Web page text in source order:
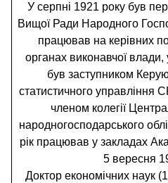
У серпні 1921 року був
Вищої Ради Народного
працював на керівних
органах виконавчої влади,
був заступником
статистичного управління
членом колегії
народногосподарського
рік працював у закладах
5 вересня
Доктор економічних наук